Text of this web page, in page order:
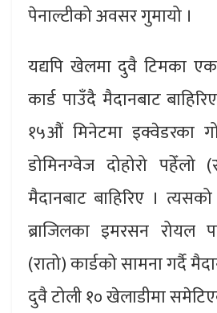
पेनाल्टीको अवसर गुमायो ।
यद्यपि खेलमा दुवै टिमका
कार्ड पाउँदै मैदानबाट
१५औं मिनेटमा इक्वेडरका
डोमिनग्वेज दोहोरो पहेँलो
मैदानबाट बाहिरिए ।
ब्राजिलका इमरसन रोयल
(रातो) कार्डको सामना गर्दै
दुवै टोली १० खेलाडीमा